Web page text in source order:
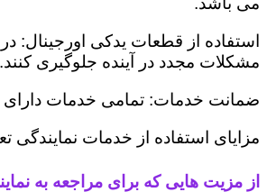
استفاده از قطعات یدکی اورجینال:
مشکلات مجدد در آینده جلوگیری کنند.
ضمانت خدمات: تمامی خدمات دارای
مزایای استفاده از خدمات نمایندگی
از مزیت هایی که برای مراجعه به